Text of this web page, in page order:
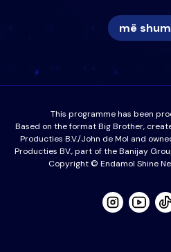
më
This programme has been
Based on the format Big Brother,
Producties B.V./John de Mol and
Producties BV., part of the Banijay
Copyright © Endamol Shine